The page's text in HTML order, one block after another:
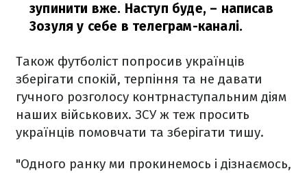
зупинити вже. Наступ буде, – написав
Зозуля у себе в телеграм-каналі.
Також футболіст попросив українців
зберігати спокій, терпіння та не давати
гучного розголосу контрнаступальним діям
наших військових. ЗСУ ж теж просить
українців помовчати та зберігати тишу.
"Одного ранку ми прокинемось і дізнаємось,